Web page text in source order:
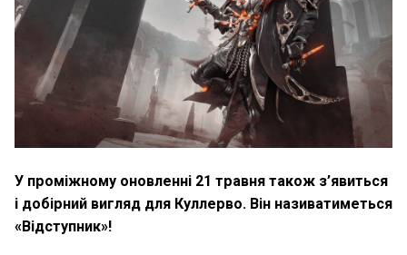
У проміжному оновленні 21 травня також з’явиться
і добірний вигляд для Куллерво. Він називатиметься
«Відступник»!